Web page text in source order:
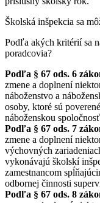
Školská inšpekcia sa
Podľa akých kritérií sa
poradcovia?
Podľa § 67 ods. 6
zmene a doplnení
náboženstvo a
osoby, ktoré sú
náboženskou
Podľa § 67 ods. 7
zmene a doplnení
výchovných
vykonávajú školskí
zamestnancom
odbornej činnosti
Podľa § 67 ods. 8